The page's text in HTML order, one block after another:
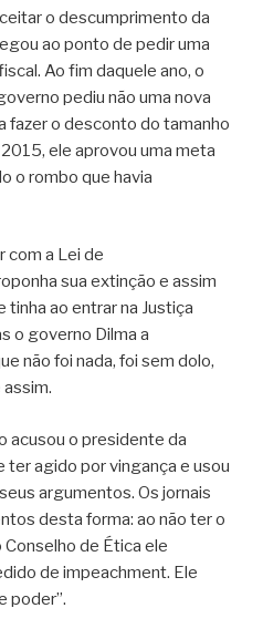
o descumprimento da
ao ponto de pedir uma
Ao fim daquele ano, o
pediu não uma nova
fazer o desconto do tamanho
ele aprovou uma meta
o rombo que havia
com a Lei de
sua extinção e assim
ao entrar na Justiça
o governo Dilma a
não foi nada, foi sem dolo,
acusou o presidente da
ter agido por vingança e usou
argumentos. Os jornais
desta forma: ao não ter o
Conselho de Ética ele
de impeachment. Ele
poder”.